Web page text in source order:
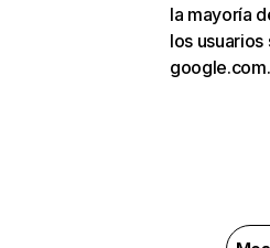
la mayoría
los
google.com.